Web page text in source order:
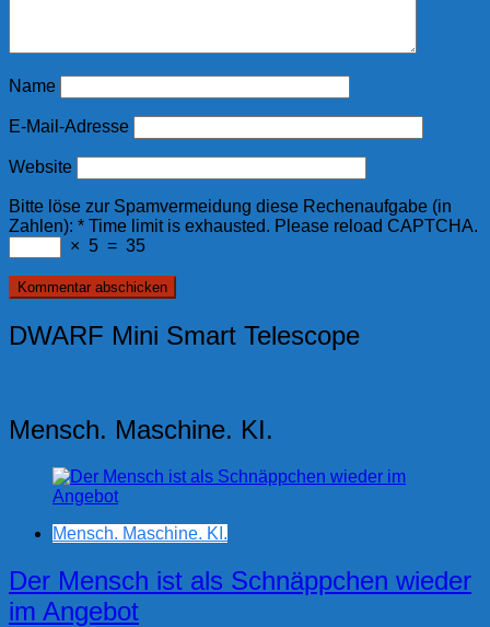
Name
E-Mail-Adresse
Website
Bitte löse zur Spamvermeidung diese Rechenaufgabe (in
Zahlen): * Time limit is exhausted. Please reload CAPTCHA.
× 5 = 35
DWARF Mini Smart Telescope
Mensch. Maschine. KI.
Mensch. Maschine. KI.
Der Mensch ist als Schnäppchen wieder
im Angebot